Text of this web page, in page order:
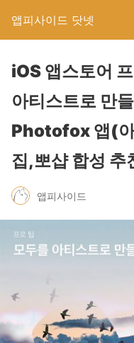
앱피사이드 닷넷
iOS 앱스토어
아티스트로 만
Photofox 앱(아
집,뽀샵 합성 추
앱피사이드